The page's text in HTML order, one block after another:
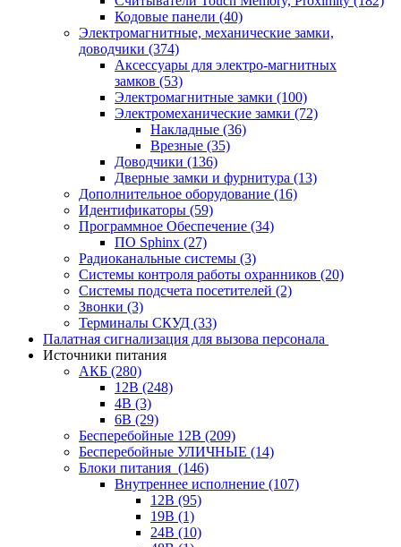
Кодовые панели (40)
Электромагнитные, механические замки,
доводчики (374)
Аксессуары для электро-магнитных
замков (53)
Электромагнитные замки (100)
Электромеханические замки (72)
Накладные (36)
Врезные (35)
Доводчики (136)
Дверные замки и фурнитура (13)
Дополнительное оборудование (16)
Идентификаторы (59)
Программное Обеспечение (34)
ПО Sphinx (27)
Радиоканальные системы (3)
Системы контроля работы охранников (20)
Системы подсчета посетителей (2)
Звонки (3)
Терминалы СКУД (33)
Палатная сигнализация для вызова персонала
Источники питания
АКБ (280)
12В (248)
4В (3)
6В (29)
Бесперебойные 12В (209)
Бесперебойные УЛИЧНЫЕ (14)
Блоки питания (146)
Внутреннее исполнение (107)
12В (95)
19В (1)
24В (10)